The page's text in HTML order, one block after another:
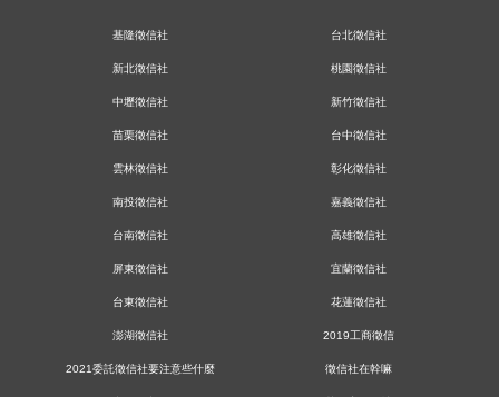
基隆徵信社 台北徵信社
新北徵信社 桃園徵信社
中壢徵信社 新竹徵信社
苗栗徵信社 台中徵信社
雲林徵信社 彰化徵信社
南投徵信社 嘉義徵信社
台南徵信社 高雄徵信社
屏東徵信社 宜蘭徵信社
台東徵信社 花蓮徵信社
澎湖徵信社 2019工商徵信
2021委託徵信社要注意些什麼 徵信社在幹嘛